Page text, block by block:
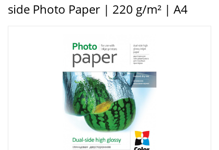
side Photo Paper | 220 g/m² | A4